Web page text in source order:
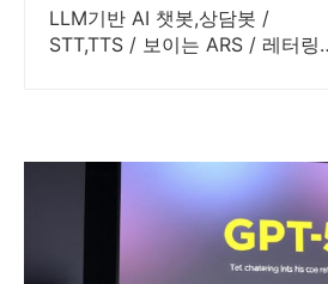
성형AI 기반 솔루션 개발
LLM기반 AI 챗봇,상담봇 /
STT,TTS / 보이는 ARS / 레터링